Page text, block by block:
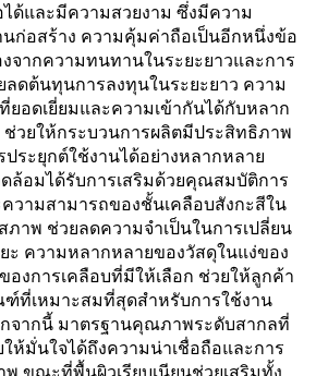
ด้และมีความสวยงาม ซึ่งมีความ
ก่อสร้าง ความคุ้มค่าถือเป็นอีกหนึ่งข้อ
จากความทนทานในระยะยาวและการ
ดต้นทุนการลงทุนในระยะยาว ความ
ยอดเยี่ยมและความเข้ากันได้กับหลาก
วยให้กระบวนการผลิตมีประสิทธิภาพ
ประยุกต์ใช้งานได้อย่างหลากหลาย
ล้อมได้รับการเสริมด้วยคุณสมบัติการ
วามสามารถของชั้นเคลือบสังกะสีใน
ภาพ ช่วยลดความจำเป็นในการเปลี่ยน
ความหลากหลายของวัสดุในแง่ของ
งการเคลือบที่มีให้เลือก ช่วยให้ลูกค้า
ที่เหมาะสมที่สุดสำหรับการใช้งาน
กจากนี้ มาตรฐานคุณภาพระดับสากลที่
ห้มั่นใจได้ถึงความน่าเชื่อถือและการ